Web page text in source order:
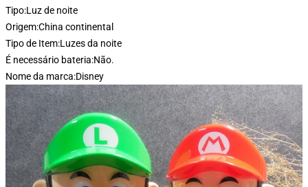
Tipo:Luz de noite
Origem:China continental
Tipo de Item:Luzes da noite
É necessário bateria:Não.
Nome da marca:Disney